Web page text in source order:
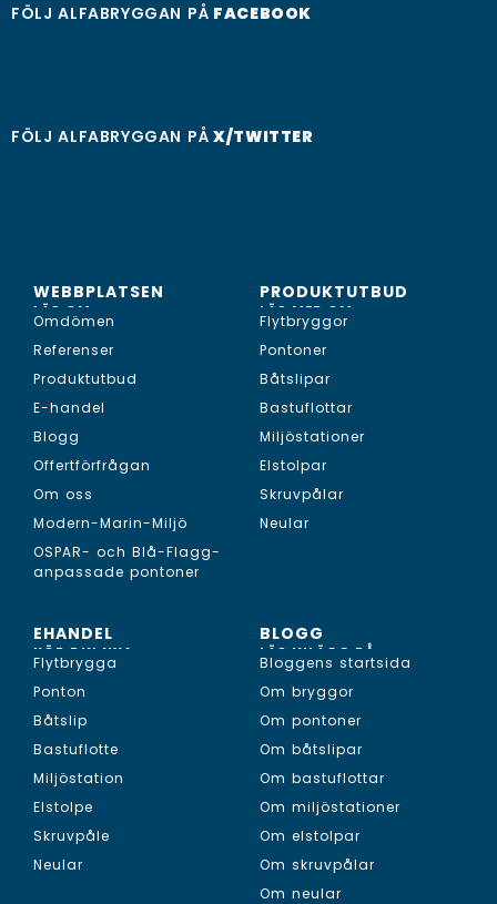
FÖLJ ALFABRYGGAN PÅ FACEBOOK
FÖLJ ALFABRYGGAN PÅ X/TWITTER
WEBBPLATSEN
LÄS OM...
Omdömen
Referenser
Produktutbud
E-handel
Blogg
Offertförfrågan
Om oss
Modern-Marin-Miljö
OSPAR- och Blå-Flagg-
anpassade pontoner
PRODUKTUTBUD
LÄS MER OM...
Flytbryggor
Pontoner
Båtslipar
Bastuflottar
Miljöstationer
Elstolpar
Skruvpålar
Neular
EHANDEL
KÖP DIN NYA...
Flytbrygga
Ponton
Båtslip
Bastuflotte
Miljöstation
Elstolpe
Skruvpåle
Neular
BLOGG
LÄS INLÄGG PÅ...
Bloggens startsida
Om bryggor
Om pontoner
Om båtslipar
Om bastuflottar
Om miljöstationer
Om elstolpar
Om skruvpålar
Om neular